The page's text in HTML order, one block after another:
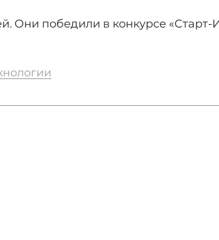
Они победили в конкурсе «Старт-